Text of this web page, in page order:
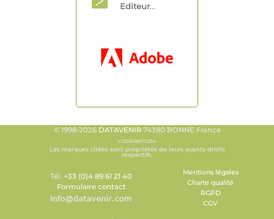
Editeur...
© 1998-2026 DATAVENIR74380 BONNE France
V.20260807.2314
Les marques citées sont propriétés de leurs ayants droits
respectifs.
Tél. +33 (0)4 89 61 21 40
Formulaire contact
Mentions légales
Charte qualité
RGPD
CGV